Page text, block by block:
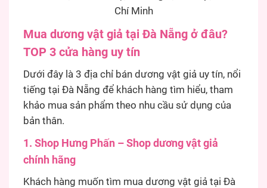
Chí Minh
Mua dương vật giả tại Đà Nẵng ở đâu?
TOP 3 cửa hàng uy tín
Dưới đây là 3 địa chỉ bán dương vật giả uy tín, nổi
tiếng tại Đà Nẵng để khách hàng tìm hiểu, tham
khảo mua sản phẩm theo nhu cầu sử dụng của
bản thân.
1. Shop Hưng Phấn – Shop dương vật giả
chính hãng
Khách hàng muốn tìm mua dương vật giả tại Đà